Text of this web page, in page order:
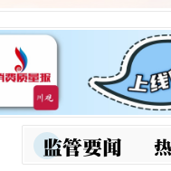
监管要闻